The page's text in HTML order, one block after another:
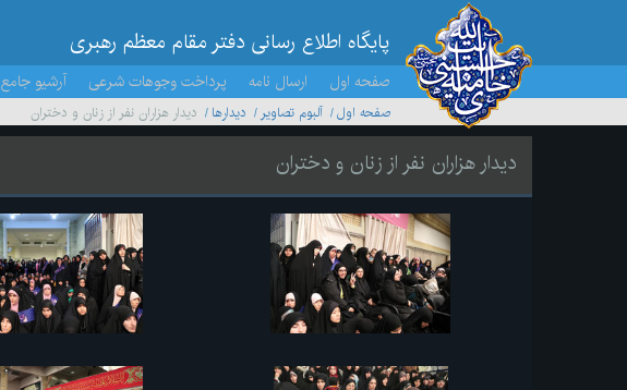
پایگاه اطلاع رسانی دفتر مقام معظم رهبری
صفحه اول ارسال نامه پرداخت وجوهات شرعی آرشیو جامع
صفحه اول آلبوم تصاویر ديدارها دیدار هزاران نفر از زنان و دختران
دیدار هزاران نفر از زنان و دختران